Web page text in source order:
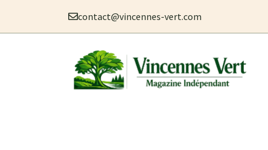
contenu
contact@vincennes-vert.com